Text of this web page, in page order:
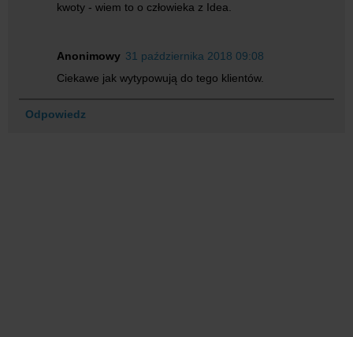
kwoty - wiem to o człowieka z Idea.
Anonimowy 31 października 2018 09:08
Ciekawe jak wytypowują do tego klientów.
Odpowiedz